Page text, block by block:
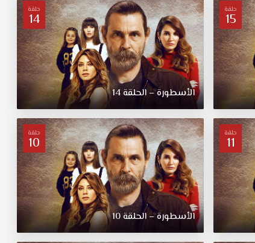
حلقة
15
حلقة
14
الأسطورة – الحلقة 14
حلقة
11
حلقة
10
الأسطورة – الحلقة 10